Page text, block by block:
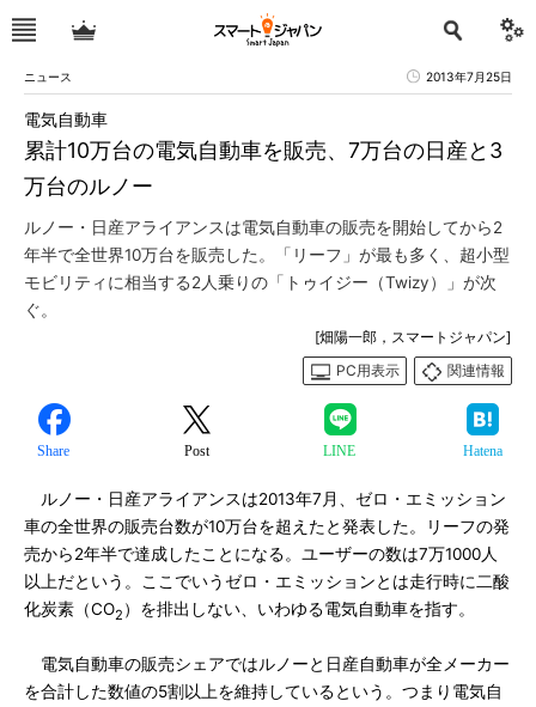
ニュース 2013年7月25日
累計10万台の電気自動車を販売、7万台の日産と3
万台のルノー
電気自動車
ルノー・日産アライアンスは電気自動車の販売を開始してから2
年半で全世界10万台を販売した。「リーフ」が最も多く、超小型
モビリティに相当する2人乗りの「トゥイジー（Twizy）」が次
ぐ。
[畑陽一郎，スマートジャパン]
PC用表示
関連情報
Share Post LINE Hatena
ルノー・日産アライアンスは2013年7月、ゼロ・エミッション
車の全世界の販売台数が10万台を超えたと発表した。リーフの発
売から2年半で達成したことになる。ユーザーの数は7万1000人
以上だという。ここでいうゼロ・エミッションとは走行時に二酸
化炭素（CO2 ）を排出しない、いわゆる電気自動車を指す。
電気自動車の販売シェアではルノーと日産自動車が全メーカー
を合計した数値の5割以上を維持しているという。つまり電気自